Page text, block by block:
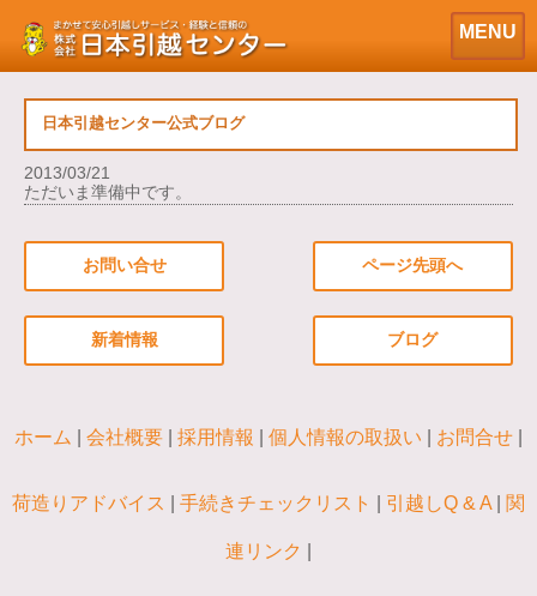
MENU
日本引越センター公式ブログ
2013/03/21
ただいま準備中です。
お問い合せ ページ先頭へ
ブログ
新着情報
ホーム 会社概要 採用情報 個人情報の取扱い お問合せ
荷造りアドバイス 手続きチェックリスト 引越しQ & A 関
連リンク